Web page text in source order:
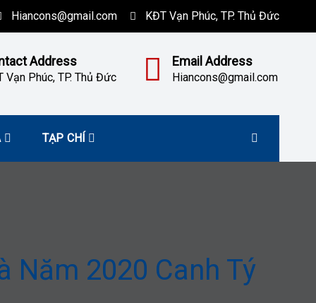
Hiancons@gmail.com KĐT Vạn Phúc, TP. Thủ Đức
Address
Vạn Phúc, TP. Thủ Đức
Email Address
Hiancons@gmail.com
TẠP CHÍ
Năm 2020 Canh Tý